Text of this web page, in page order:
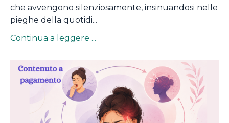
che avvengono silenziosamente, insinuandosi nelle
pieghe della quotidi...
Continua a leggere ...